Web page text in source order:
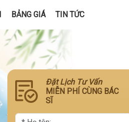
BẢNG GIÁ TIN TỨC
Đặt Lịch Tư Vấn
MIỄN PHÍ CÙNG BÁC
SĨ